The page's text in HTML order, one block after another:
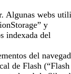
Algunas webs
y
indexada del
del
de Flash (“Flash